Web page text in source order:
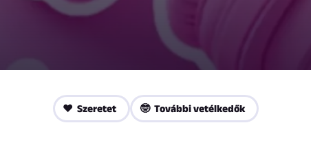
❤️ Szeretet 🤓 További vetélkedők